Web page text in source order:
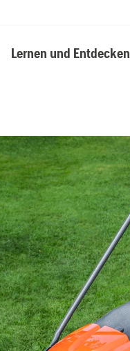
Lernen und Entdecken